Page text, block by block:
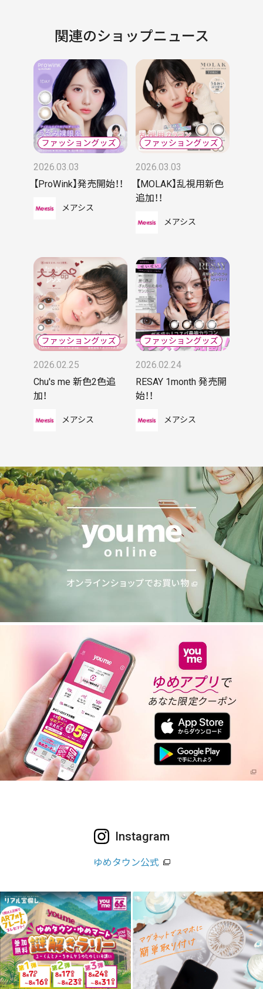
関連のショップニュース
2026.03.03
【ProWink】発売開始！！
メアシス
2026.03.03
【MOLAK】乱視用新色
追加！！
メアシス
2026.02.25
Chu's me 新色2色追
加！
メアシス
2026.02.24
RESAY 1month 発売開
始！！
メアシス
Instagram
ゆめタウン公式